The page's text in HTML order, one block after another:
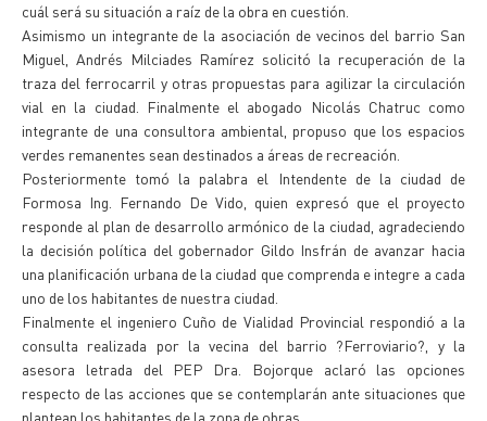
cuál será su situación a raíz de la obra en cuestión.
Asimismo un integrante de la asociación de vecinos del barrio San
Miguel, Andrés Milciades Ramírez solicitó la recuperación de la
traza del ferrocarril y otras propuestas para agilizar la circulación
vial en la ciudad. Finalmente el abogado Nicolás Chatruc como
integrante de una consultora ambiental, propuso que los espacios
verdes remanentes sean destinados a áreas de recreación.
Posteriormente tomó la palabra el Intendente de la ciudad de
Formosa Ing. Fernando De Vido, quien expresó que el proyecto
responde al plan de desarrollo armónico de la ciudad, agradeciendo
la decisión política del gobernador Gildo Insfrán de avanzar hacia
una planificación urbana de la ciudad que comprenda e integre a cada
uno de los habitantes de nuestra ciudad.
Finalmente el ingeniero Cuño de Vialidad Provincial respondió a la
consulta realizada por la vecina del barrio ?Ferroviario?, y la
asesora letrada del PEP Dra. Bojorque aclaró las opciones
respecto de las acciones que se contemplarán ante situaciones que
plantean los habitantes de la zona de obras.